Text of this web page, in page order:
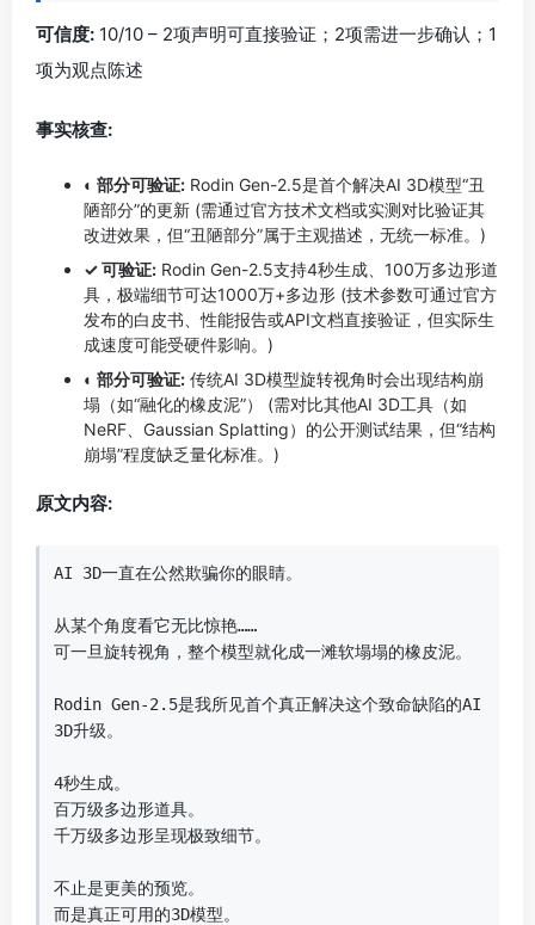
可信度: 10/10 – 2项声明可直接验证；2项需进一步确认；1
项为观点陈述
事实核查:
◐ 部分可验证: Rodin Gen-2.5是首个解决AI 3D模型“丑
陋部分”的更新 (需通过官方技术文档或实测对比验证其
改进效果，但“丑陋部分”属于主观描述，无统一标准。)
✓ 可验证: Rodin Gen-2.5支持4秒生成、100万多边形道
具，极端细节可达1000万+多边形 (技术参数可通过官方
发布的白皮书、性能报告或API文档直接验证，但实际生
成速度可能受硬件影响。)
◐ 部分可验证: 传统AI 3D模型旋转视角时会出现结构崩
塌（如“融化的橡皮泥”） (需对比其他AI 3D工具（如
NeRF、Gaussian Splatting）的公开测试结果，但“结构
崩塌”程度缺乏量化标准。)
原文内容:
AI 3D一直在公然欺骗你的眼睛。
从某个角度看它无比惊艳……
可一旦旋转视角，整个模型就化成一滩软塌塌的橡皮泥。
Rodin Gen-2.5是我所见首个真正解决这个致命缺陷的AI
3D升级。
4秒生成。
百万级多边形道具。
千万级多边形呈现极致细节。
不止是更美的预览。
而是真正可用的3D模型。